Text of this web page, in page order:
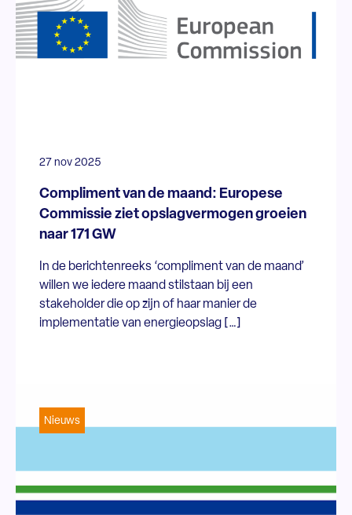
27 nov 2025
Compliment van de maand: Europese
Commissie ziet opslagvermogen groeien
naar 171 GW
In de berichtenreeks ‘compliment van de maand’
willen we iedere maand stilstaan bij een
stakeholder die op zijn of haar manier de
implementatie van energieopslag […]
Nieuws